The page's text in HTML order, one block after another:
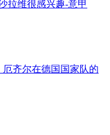
拉维很感兴趣-意甲
齐尔在德国国家队的